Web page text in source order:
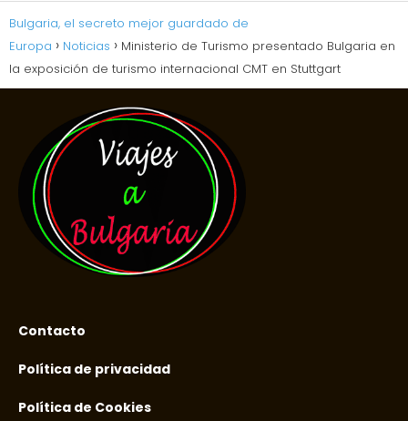
Bulgaria, el secreto mejor guardado de
Europa
Noticias
Ministerio de Turismo presentado Bulgaria en
la exposición de turismo internacional CMT en Stuttgart
Contacto
Política de privacidad
Política de Cookies